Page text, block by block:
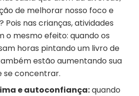
de melhorar nosso foco e
nas crianças, atividades
o mesmo efeito: quando os
horas pintando um livro de
estão aumentando sua
se concentrar.
e autoconfiança:quando